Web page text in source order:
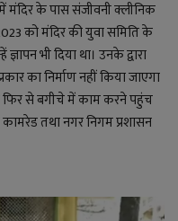
में मंदिर के पास संजीवनी क्लीनिक
को मंदिर की युवा समिति के
भी दिया था। उनके द्वारा
का निर्माण नहीं किया जाएगा
से बगीचे में काम करने पहुंच
तथा नगर निगम प्रशासन